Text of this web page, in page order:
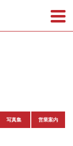
写真集 営業案内